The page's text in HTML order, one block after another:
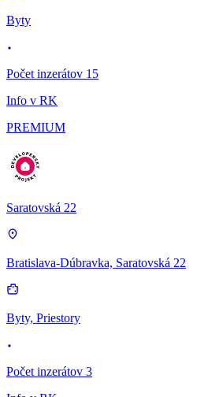
Byty
Počet inzerátov 15
Info v RK
PREMIUM
Saratovská 22
Bratislava-Dúbravka, Saratovská 22
Byty, Priestory
Počet inzerátov 3